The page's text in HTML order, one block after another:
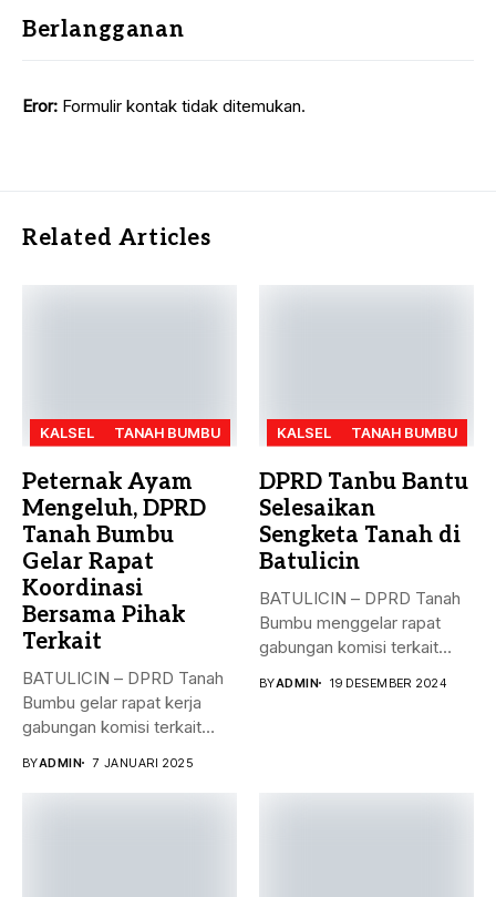
Berlangganan
Eror: Formulir kontak tidak ditemukan.
Related Articles
KALSEL TANAH BUMBU
Peternak Ayam
Mengeluh, DPRD
Tanah Bumbu
Gelar Rapat
Koordinasi
Bersama Pihak
Terkait
BATULICIN – DPRD Tanah
Bumbu gelar rapat kerja
gabungan komisi terkait
BYADMIN 7 JANUARI 2025
KALSEL TANAH BUMBU
DPRD Tanbu Bantu
Selesaikan
Sengketa Tanah di
Batulicin
BATULICIN – DPRD Tanah
Bumbu menggelar rapat
gabungan komisi terkait
BYADMIN 19 DESEMBER 2024